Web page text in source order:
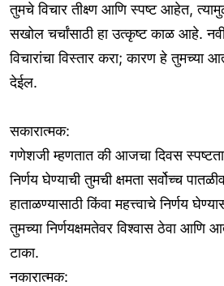
तुमचे विचार तीक्ष्ण आणि स्पष्ट आहेत,
सखोल चर्चांसाठी हा उत्कृष्ट काळ आहे.
विचारांचा विस्तार करा; कारण हे तुमच्या
देईल.
सकारात्मक:
गणेशजी म्हणतात की आजचा दिवस
निर्णय घेण्याची तुमची क्षमता सर्वोच्च
हाताळण्यासाठी किंवा महत्त्वाचे निर्णय
तुमच्या निर्णयक्षमतेवर विश्वास ठेवा आणि
टाका.
नकारात्मक: